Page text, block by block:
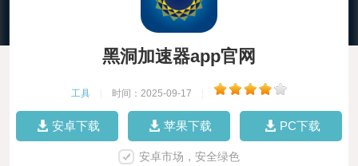
黑洞加速器app官网
工具 时间：2025-09-17
安卓下载 苹果下载 PC下载
安卓市场，安全绿色